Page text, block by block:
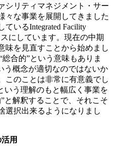
シリティマネジメント・サー
々な事業を展開してきました
いるIntegrated Facility
にしています。現在の中期
味を見直すことから始めまし
総合的”という意味もありま
う概念が適切なのではないか
このことは非常に有意義でし
いう理解のもと幅広く事業を
と解釈することで、それこそ
選択出来るようになりまし
用